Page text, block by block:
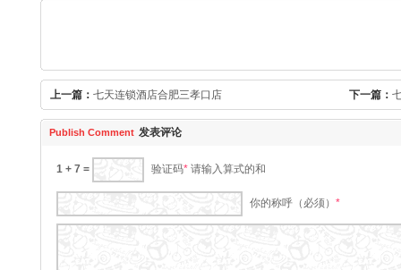
上一篇： 七天连锁酒店合肥三孝口店 下一篇：
Publish Comment 发表评论
1 + 7 = 验证码* 请输入算式的和
你的称呼（必须） *